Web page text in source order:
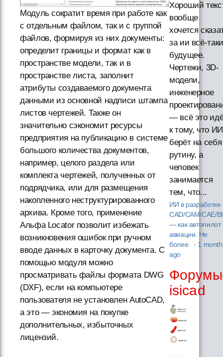
Модуль сократит время при работе как
с отдельным файлом, так и с группой
файлов, формируя из них документы:
определит границы и формат как в
пространстве модели, так и в
пространстве листа, заполнит
атрибуты создаваемого документа
данными из основной надписи штампа
листов чертежей. Также он
значительно сэкономит ресурсы
предприятия на публикацию в системе
большого количества документов,
например, целого раздела или
комплекта чертежей, полученных от
подрядчика, или для размещения
накопленного неструктурированного
архива. Кроме того, применение
Альфа Locator позволит избежать
возникновения ошибок при ручном
вводе данных в карточку документа. С
помощью модуля можно
просматривать файлы формата DWG
(DXF), если на компьютере
пользователя не установлен AutoCAD,
а это — экономия на покупке
дополнительных, избыточных
лицензий.
Хороший
вообще
хочется
за ии всё-таки
будущее.
Чертежи, 3D-
модели,
инженерное
— всё это
к тому, что ИИ
берёт на себя
рутину, а
человек
занимается
тем, что...
ИИ в разработке
CAD/CAM/CAE/
— как автопилот
авиации. Не
более. · 1 month
ago
Форумы
isicad